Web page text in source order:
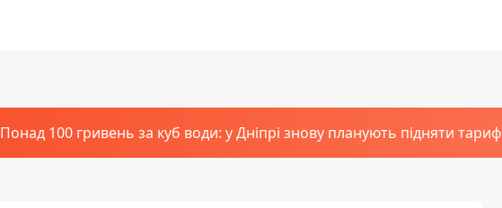
Понад 100 гривень за куб води: у Дніпрі знову планують підняти тариф